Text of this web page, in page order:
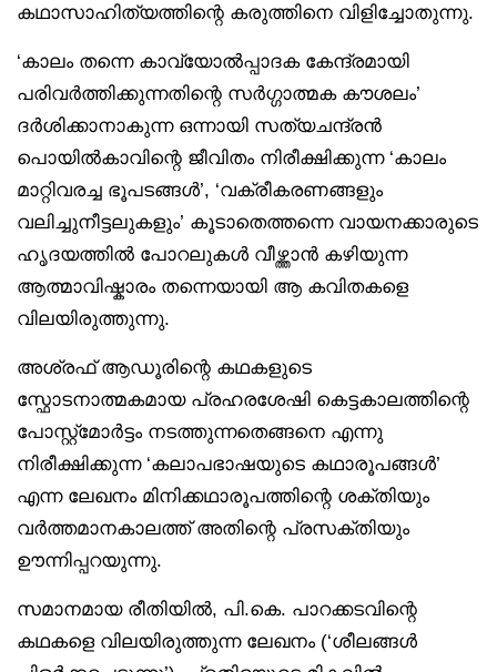
കഥാസാഹിത്യത്തിന്റെ കരുത്തിനെ വിളിച്ചോതുന്നു.
‘കാലം തന്നെ കാവ്യോല്‍പ്പാദക കേന്ദ്രമായി
പരിവര്‍ത്തിക്കുന്നതിന്റെ സര്‍ഗ്ഗാത്മക കൗശലം’
ദര്‍ശിക്കാനാകുന്ന ഒന്നായി സത്യചന്ദ്രന്‍
പൊയില്‍കാവിന്റെ ജീവിതം നിരീക്ഷിക്കുന്ന ‘കാലം
മാറ്റിവരച്ച ഭൂപടങ്ങള്‍’, ‘വക്രീകരണങ്ങളും
വലിച്ചുനീട്ടലുകളും’ കൂടാതെത്തന്നെ വായനക്കാരുടെ
ഹൃദയത്തില്‍ പോറലുകള്‍ വീഴ്ത്താന്‍ കഴിയുന്ന
ആത്മാവിഷ്കാരം തന്നെയായി ആ കവിതകളെ
വിലയിരുത്തുന്നു.
അശ്രഫ് ആഡൂരിന്റെ കഥകളുടെ
സ്ഫോടനാത്മകമായ പ്രഹരശേഷി കെട്ടകാലത്തിന്റെ
പോസ്റ്റ്മോർട്ടം നടത്തുന്നതെങ്ങനെ എന്നു
നിരീക്ഷിക്കുന്ന ‘കലാപഭാഷയുടെ കഥാരൂപങ്ങള്‍’
എന്ന ലേഖനം മിനിക്കഥാരൂപത്തിന്റെ ശക്തിയും
വര്‍ത്തമാനകാലത്ത് അതിന്റെ പ്രസക്തിയും
ഊന്നിപ്പറയുന്നു.
സമാനമായ രീതിയില്‍, പി.കെ. പാറക്കടവിന്റെ
കഥകളെ വിലയിരുത്തുന്ന ലേഖനം (‘ശീലങ്ങള്‍